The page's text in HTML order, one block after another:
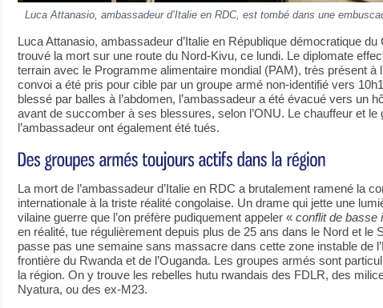
Luca Attanasio, ambassadeur d’Italie en RDC, est tombé dans une
Luca Attanasio, ambassadeur d’Italie en République démocratique
trouvé la mort sur une route du Nord-Kivu, ce lundi. Le diplomate
terrain avec le Programme alimentaire mondial (PAM), très présent à
convoi a été pris pour cible par un groupe armé non-identifié vers
blessé par balles à l’abdomen, l’ambassadeur a été évacué vers un
avant de succomber à ses blessures, selon l’ONU. Le chauffeur et le
l’ambassadeur ont également été tués.
La mort de l’ambassadeur d’Italie en RDC a brutalement ramené la
internationale à la triste réalité congolaise. Un drame qui jette une
vilaine guerre que l’on préfère pudiquement appeler « conflit de basse
en réalité, tue régulièrement depuis plus de 25 ans dans le Nord et le
passe pas une semaine sans massacre dans cette zone instable de
frontière du Rwanda et de l’Ouganda. Les groupes armés sont
la région. On y trouve les rebelles hutu rwandais des FDLR, des
Nyatura, ou des ex-M23.